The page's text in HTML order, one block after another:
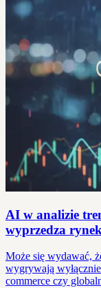
AI w analizie
wyprzedza rynek
Może się wydawać,
wygrywają
commerce czy